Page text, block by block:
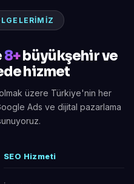
8+büyükşehir ve
hizmet
üzere Türkiye'nin her
Ads ve dijital pazarlama
SEO Hizmeti